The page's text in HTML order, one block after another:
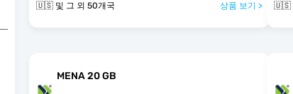
🇺🇸 및 그 외 50개국 상품 보기 >
MENA 20 GB